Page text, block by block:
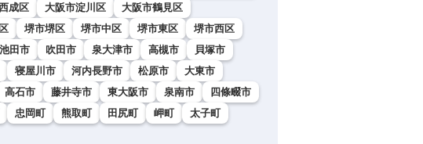
成区 大阪市淀川区
大阪市鶴見区
堺市堺区 堺市中区 堺市東区
堺市西区
池田市 吹田市 泉大津市 高槻市
貝塚市
寝屋川市 河内長野市 松原市
大東市
高石市 藤井寺市 東大阪市 泉南市
四條畷市
忠岡町 熊取町 田尻町 岬町
太子町